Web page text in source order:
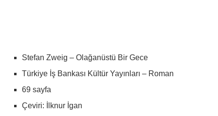
Stefan Zweig – Olağanüstü Bir Gece
Türkiye İş Bankası Kültür Yayınları – Roman
69 sayfa
Çeviri: İlknur İgan